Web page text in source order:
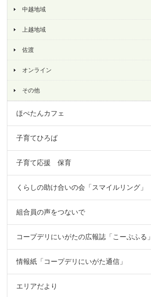
中越地域
上越地域
佐渡
オンライン
その他
ほぺたんカフェ
子育てひろば
子育て応援 保育
くらしの助け合いの会「スマイルリング」
組合員の声をつないで
コープデリにいがたの広報誌「こーぷふる」
情報紙「コープデリにいがた通信」
エリアだより